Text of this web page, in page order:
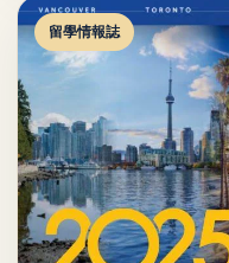
留學情報誌